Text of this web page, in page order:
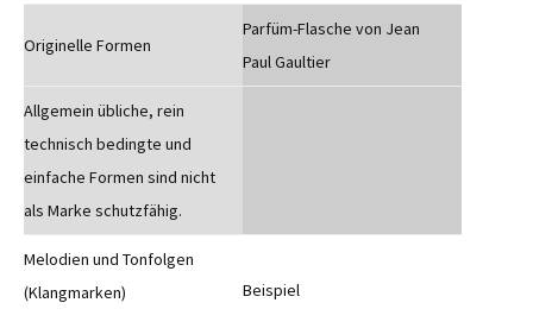
Originelle Formen
Parfüm-Flasche von Jean
Paul Gaultier
Allgemein übliche, rein
technisch bedingte und
einfache Formen sind nicht
als Marke schutzfähig.
Melodien und Tonfolgen
(Klangmarken)
Beispiel